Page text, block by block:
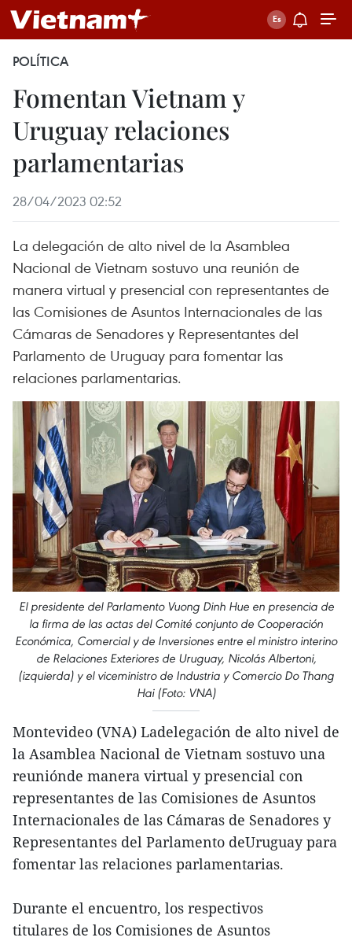
POLÍTICA
Fomentan Vietnam y
Uruguay relaciones
parlamentarias
28/04/2023 02:52
La delegación de alto nivel de la Asamblea
Nacional de Vietnam sostuvo una reunión de
manera virtual y presencial con representantes de
las Comisiones de Asuntos Internacionales de las
Cámaras de Senadores y Representantes del
Parlamento de Uruguay para fomentar las
relaciones parlamentarias.
El presidente del Parlamento Vuong Dinh Hue en presencia de
la firma de las actas del Comité conjunto de Cooperación
Económica, Comercial y de Inversiones entre el ministro interino
de Relaciones Exteriores de Uruguay, Nicolás Albertoni,
(izquierda) y el viceministro de Industria y Comercio Do Thang
Hai (Foto: VNA)
Montevideo (VNA) Ladelegación de alto nivel de
la Asamblea Nacional de Vietnam sostuvo una
reuniónde manera virtual y presencial con
representantes de las Comisiones de Asuntos
Internacionales de las Cámaras de Senadores y
Representantes del Parlamento deUruguay para
fomentar las relaciones parlamentarias.
Durante el encuentro, los respectivos
titulares de los Comisiones de Asuntos